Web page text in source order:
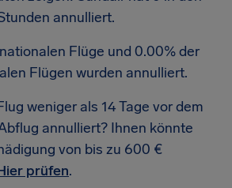
annulliert.
Flüge und 0.00% der
Flügen wurden annulliert.
weniger als 14 Tage vor dem
annulliert? Ihnen könnte
von bis zu 600 €
prüfen.